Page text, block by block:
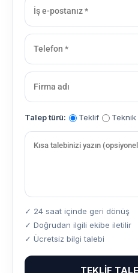
Talep türü: Teklif Teknik
✓ 24 saat içinde geri dönüş
✓ Doğrudan ilgili ekibe iletilir
✓ Ücretsiz bilgi talebi
TEKLIF